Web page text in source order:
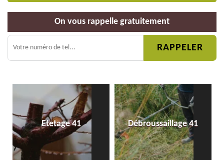
On vous rappelle gratuitement
Etetage 41 Débroussaillage 41